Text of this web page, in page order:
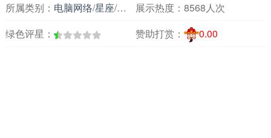
所属类别： 电脑网络/星座/星座论坛展示热度： 8568人次
绿色评星：
赞助打赏： 0.00